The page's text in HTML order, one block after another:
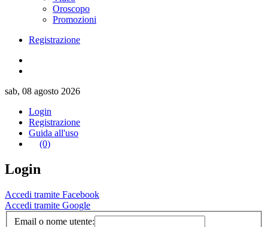
Oroscopo
Promozioni
Registrazione
sab, 08 agosto 2026
Login
Registrazione
Guida all'uso
(0)
Login
Accedi tramite Facebook
Accedi tramite Google
Email o nome utente: